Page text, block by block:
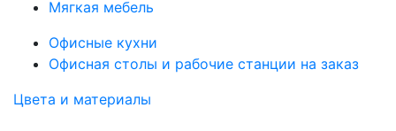
Мягкая мебель
Офисные кухни
Офисная столы и рабочие станции на заказ
Цвета и материалы